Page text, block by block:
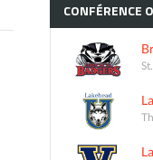
CONFÉRENCE